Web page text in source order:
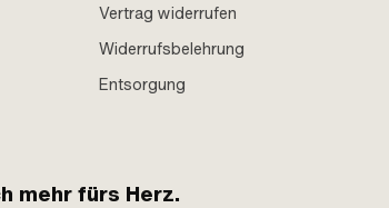
Vertrag widerrufen
Widerrufsbelehrung
Entsorgung
mehr fürs Herz.